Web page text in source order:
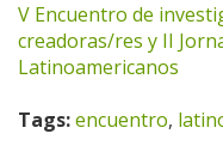
V Encuentro de
creadoras/res y II
Latinoamericanos
Tags:encuentro,